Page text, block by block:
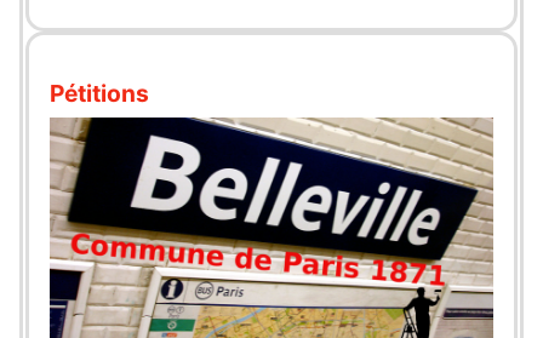
Pétitions